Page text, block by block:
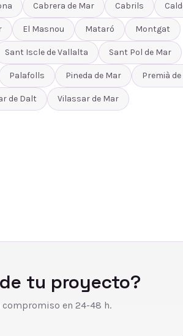
Cabrera de Mar Cabrils
El Masnou Mataró Montgat
Sant Iscle de Vallalta Sant Pol de Mar
Palafolls Pineda de Mar Premià
de Dalt Vilassar de Mar
tu proyecto?
en 24-48 h.